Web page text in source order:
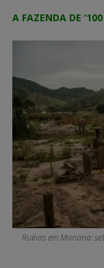
A FAZENDA DE
Ruínas em Mariana: